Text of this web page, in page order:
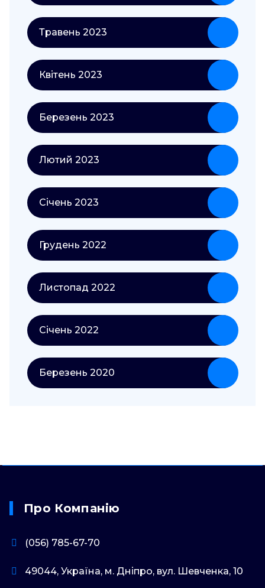
Травень 2023
Квітень 2023
Березень 2023
Лютий 2023
Січень 2023
Грудень 2022
Листопад 2022
Січень 2022
Березень 2020
Про Компанію
(056) 785-67-70
49044, Україна, м. Дніпро, вул. Шевченка, 10